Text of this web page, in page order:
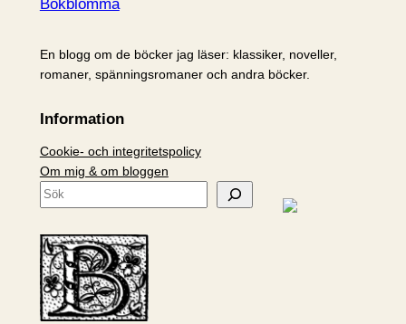
Bokblomma
En blogg om de böcker jag läser: klassiker, noveller,
romaner, spänningsromaner och andra böcker.
Information
Cookie- och integritetspolicy
Om mig & om bloggen
S
k